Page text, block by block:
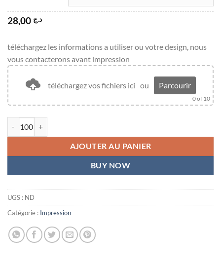
د.ج
téléchargez les informations a utiliser ou votre design, nous
vous contacterons avant impression
téléchargez vos fichiers ici ou Parcourir
0of 10
AJOUTER AU PANIER
BUY NOW
UGS : ND
Catégorie : Impression